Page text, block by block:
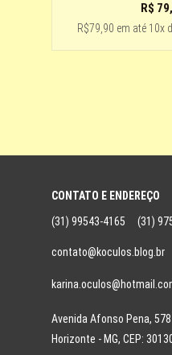
R$
R$79,90 em até10x
CONTATO E ENDEREÇO
(31) 99543-4165
(31)
contato@koculos.blog.br
Avenida Afonso Pena,
Horizonte - MG, CEP: